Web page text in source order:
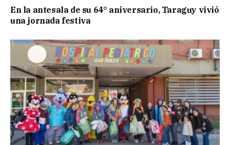
En la antesala de su 64° aniversario, Taraguy vivió
una jornada festiva